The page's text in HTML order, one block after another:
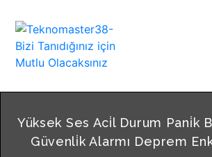
Yüksek Ses Aci̇l Durum Pani̇k
Güvenli̇k Alarmı Deprem